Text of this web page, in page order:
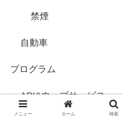
禁煙
自動車
プログラム
API&ウェブサービス
メニュー ホーム 検索